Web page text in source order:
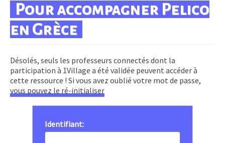
Pour accompagner Pelico
en Grèce
Désolés, seuls les professeurs connectés dont la
participation à 1Village a été validée peuvent accéder à
cette ressource ! Si vous avez oublié votre mot de passe,
vous pouvez le ré-initialiser
Identifiant: